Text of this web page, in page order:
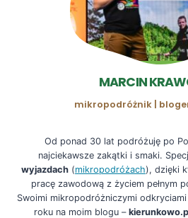
MARCIN
mikropodróżnik |
Od ponad 30 lat podróżuję po
najciekawsze zakątki i smaki.
wyjazdach (mikropodróżach), dzięki
pracę zawodową z życiem pełnym
Swoimi mikropodróżniczymi
roku na moim blogu –